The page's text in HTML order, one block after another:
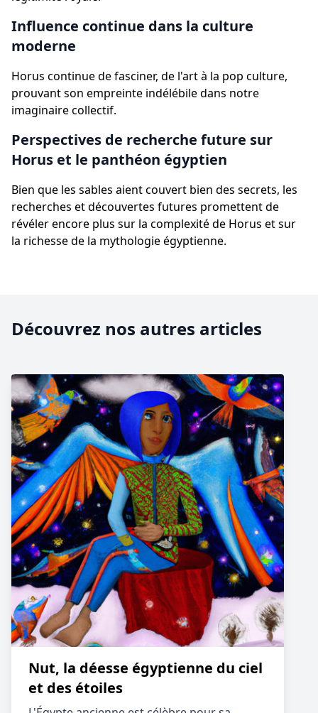
Influence continue dans la culture
moderne
Horus continue de fasciner, de l'art à la pop culture,
prouvant son empreinte indélébile dans notre
imaginaire collectif.
Perspectives de recherche future sur
Horus et le panthéon égyptien
Bien que les sables aient couvert bien des secrets, les
recherches et découvertes futures promettent de
révéler encore plus sur la complexité de Horus et sur
la richesse de la mythologie égyptienne.
Découvrez nos autres articles
Nut, la déesse égyptienne du ciel
et des étoiles